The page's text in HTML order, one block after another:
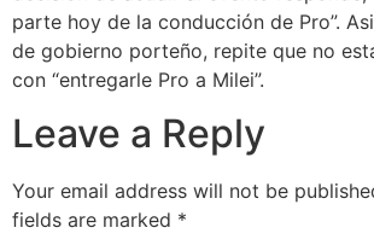
parte hoy de la conducción de Pro”.
de gobierno porteño, repite que no
con “entregarle Pro a Milei”.
Leave a Reply
Your email address will not be
fields are marked *